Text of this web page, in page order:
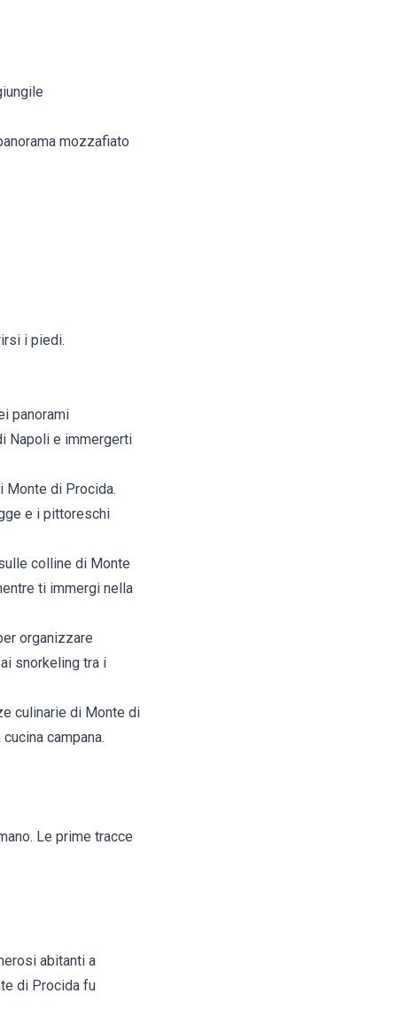
mozzafiato
i piedi.
panorami
Napoli e immergerti
Monte di Procida.
e i pittoreschi
colline di Monte
ti immergi nella
organizzare
snorkeling tra i
culinarie di Monte di
campana.
Le prime tracce
abitanti a
di Procida fu